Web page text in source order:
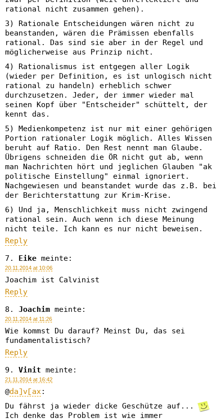
rational nicht zusammen gehen).
3) Rationale Entscheidungen wären nicht zu
beanstanden, wären die Prämissen ebenfalls
rational. Das sind sie aber in der Regel und
möglicherweise aus Prinzip nicht.
4) Rationalismus ist entgegen aller Logik
(wieder per Definition, es ist unlogisch nicht
rational zu handeln) erheblich schwer
durchzusetzen. Jeder, der immer wieder mal
seinen Kopf über "Entscheider" schüttelt, der
kennt das.
5) Medienkompetenz ist nur mit einer gehörigen
Portion rationaler Logik möglich. Alles Wissen
beruht auf Ratio. Den Rest nennt man Glaube.
Übrigens schneiden die ÖR nicht gut ab, wenn
man Nachrichten hört und jeglichen Glauben "ak
politische Einstellung" einmal ignoriert.
Nachgewiesen und beanstandet wurde das z.B. bei
der Berichterstattung zur Krim-Krise.
6) Und ja, Menschlichkeit muss nicht zwingend
rational sein. Auch wenn ich diese Meinung
nicht teile. Ich kann es nur nicht beweisen.
Reply
Eike meinte:
20.11.2014 at 10:06
Joachim ist Calvinist
Reply
Joachim meinte:
20.11.2014 at 11:26
Wie kommst Du darauf? Meinst Du, das sei
fundamentalistisch?
Reply
Vinit meinte:
21.11.2014 at 16:42
@da]v[ax:
Du fährst ja wieder dicke Geschütze auf...
Ich denke das Problem ist wie immer